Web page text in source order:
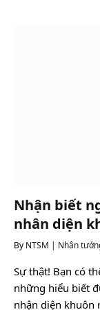
Nhận biết
nhân diện
By NTSM | Nhân
Sự thật! Bạn có
những hiểu biết
nhận diện khuôn